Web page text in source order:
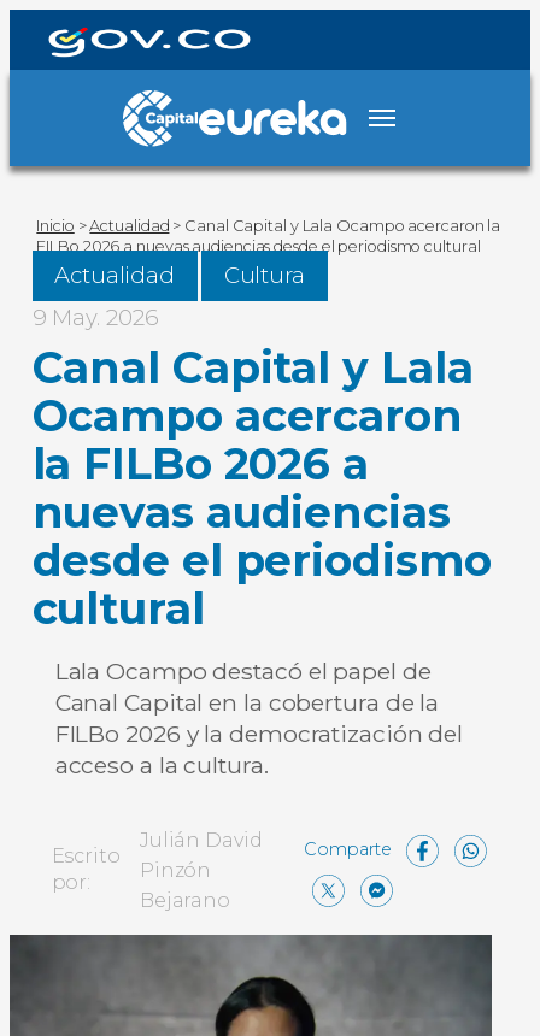
Inicio >Actualidad > Canal Capital y Lala Ocampo acercaron la
FILBo 2026 a nuevas audiencias desde el periodismo cultural
Actualidad
Cultura
9 May. 2026
Canal Capital y Lala
Ocampo acercaron
la FILBo 2026 a
nuevas audiencias
desde el periodismo
cultural
Lala Ocampo destacó el papel de
Canal Capital en la cobertura de la
FILBo 2026 y la democratización del
acceso a la cultura.
Escrito
por:
Julián David
Pinzón
Bejarano
X